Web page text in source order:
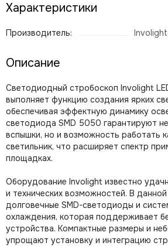
ShowLight
SmokeGENIE
STAGE4
Stagemaker
Tarboc
Tuchler
YODN
ЯRILO Pro
PROCAST Cable
CVGAUDIO
СТРОЙЦИРК
Характеристики
Производитель: Involight
Описание
Светодиодный стробоскоп Involight
выполняет функцию создания ярких
обеспечивая эффектную динамику
светодиода SMD 5050 гарантируют
вспышки, но и возможность работать
светильник, что расширяет спектр
площадках.
Оборудование Involight известно
и технических возможностей. В
долговечные SMD-светодиоды и
охлаждения, которая поддерживает
устройства. Компактные размеры и
упрощают установку и интеграцию